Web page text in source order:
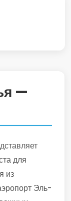
—
для
из
Эль-